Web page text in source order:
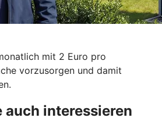
mit 2 Euro pro
vorzusorgen und damit
auch interessieren